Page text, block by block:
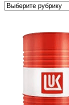
Разделы